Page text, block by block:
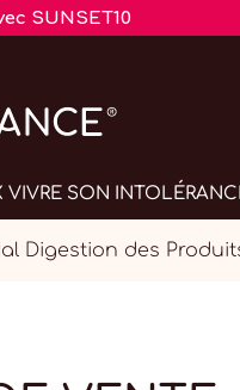
SUNSET10
VIVRE SON
Digestion des